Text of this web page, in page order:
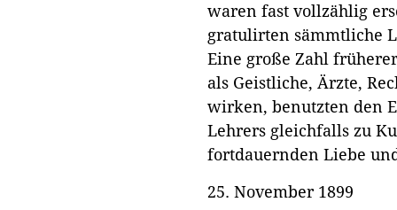
waren fast vollzählig
gratulirten sämmtliche
Eine große Zahl
als Geistliche, Ärzte,
wirken, benutzten den
Lehrers gleichfalls zu
fortdauernden Liebe
25. November 1899